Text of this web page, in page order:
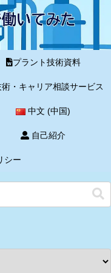
プラント技術資料
術・キャリア相談サービス
中文 (中国)
自己紹介
シー